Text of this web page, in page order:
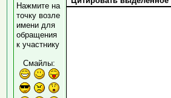
Нажмите на
точку возле
имени для
обращения
к участнику
Смайлы: